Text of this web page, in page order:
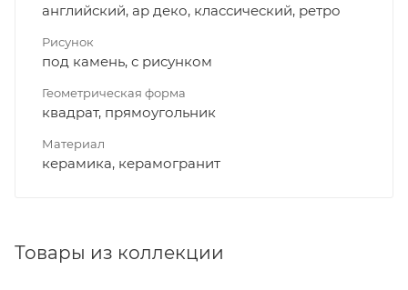
английский, ар деко, классический, ретро
Рисунок
под камень, с рисунком
Геометрическая форма
квадрат, прямоугольник
Материал
керамика, керамогранит
Товары из коллекции